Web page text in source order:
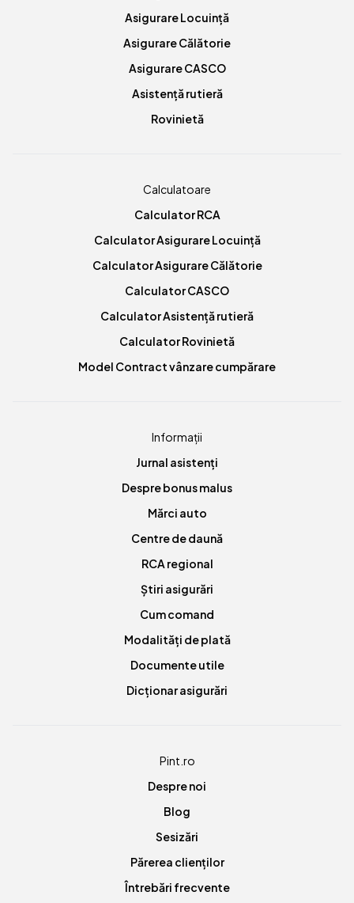
Asigurare Locuință
Asigurare Călătorie
Asigurare CASCO
Asistență rutieră
Rovinietă
Calculatoare
Calculator RCA
Calculator Asigurare Locuință
Calculator Asigurare Călătorie
Calculator CASCO
Calculator Asistență rutieră
Calculator Rovinietă
Model Contract vânzare cumpărare
Informații
Jurnal asistenți
Despre bonus malus
Mărci auto
Centre de daună
RCA regional
Știri asigurări
Cum comand
Modalități de plată
Documente utile
Dicționar asigurări
Pint.ro
Despre noi
Blog
Sesizări
Părerea clienților
Întrebări frecvente